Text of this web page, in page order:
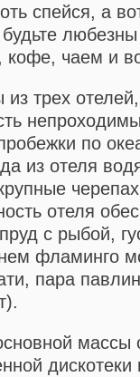
спейся, а
любезны
кофе, чаем и
из трех
по
из отеля
отеля
с рыбой,
фламинго
пара